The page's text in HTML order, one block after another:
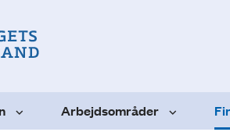
Arbejdsområder